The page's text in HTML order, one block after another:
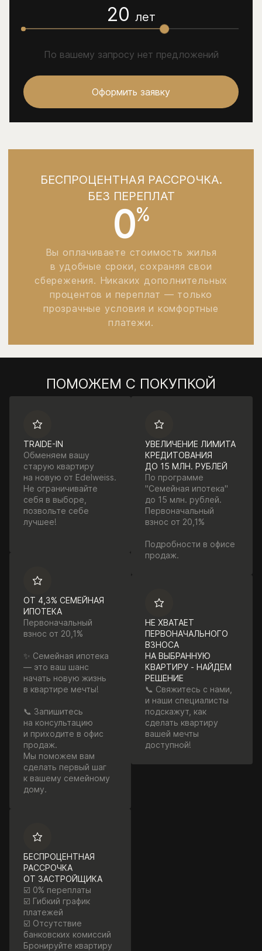
20 лет
По вашему запросу нет предложений
Оформить заявку
БЕСПРОЦЕНТНАЯ РАССРОЧКА.
БЕЗ ПЕРЕПЛАТ
0%
Вы оплачиваете стоимость жилья
в удобные сроки, сохраняя свои
сбережения. Никаких дополнительных
процентов и переплат — только
прозрачные условия и комфортные
платежи.
ПОМОЖЕМ С ПОКУПКОЙ
TRAIDE-IN
Обменяем вашу
старую квартиру
на новую от Edelweiss.
Не ограничивайте
себя в выборе,
позвольте себе
лучшее!
ОТ 4,3% СЕМЕЙНАЯ
ИПОТЕКА
Первоначальный
взнос от 20,1%
✨ Семейная ипотека
— это ваш шанс
начать новую жизнь
в квартире мечты!
📞 Запишитесь
на консультацию
и приходите в офис
продаж.
Мы поможем вам
сделать первый шаг
к вашему семейному
дому.
БЕСПРОЦЕНТНАЯ
РАССРОЧКА
ОТ ЗАСТРОЙЩИКА
☑️ 0% переплаты
☑️ Гибкий график
платежей
☑️ Отсутствие
банковских комиссий
Бронируйте квартиру
УВЕЛИЧЕНИЕ ЛИМИТА
КРЕДИТОВАНИЯ
ДО 15 МЛН. РУБЛЕЙ
По программе
"Семейная ипотека"
до 15 млн. рублей.
Первоначальный
взнос от 20,1%
Подробности в офисе
продаж.
НЕ ХВАТАЕТ
ПЕРВОНАЧАЛЬНОГО
ВЗНОСА
НА ВЫБРАННУЮ
КВАРТИРУ - НАЙДЕМ
РЕШЕНИЕ
📞 Свяжитесь с нами,
и наши специалисты
подскажут, как
сделать квартиру
вашей мечты
доступной!